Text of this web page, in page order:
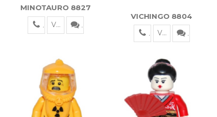
MINOTAURO 8827
Visualizza
VICHINGO 8804
Visualizza